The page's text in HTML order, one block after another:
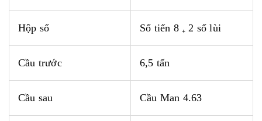
Hộp số Số tiến 8 ₊ 2 số lùi
Cầu trước 6,5 tấn
Cầu sau Cầu Man 4.63